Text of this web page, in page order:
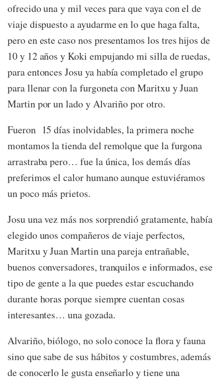
ofrecido una y mil veces para que vaya con el de
viaje dispuesto a ayudarme en lo que haga falta,
pero en este caso nos presentamos los tres hijos de
10 y 12 años y Koki empujando mi silla de ruedas,
para entonces Josu ya había completado el grupo
para llenar con la furgoneta con Maritxu y Juan
Martin por un lado y Alvariño por otro.
Fueron 15 días inolvidables, la primera noche
montamos la tienda del remolque que la furgona
arrastraba pero… fue la única, los demás días
preferimos el calor humano aunque estuviéramos
un poco más prietos.
Josu una vez más nos sorprendió gratamente, había
elegido unos compañeros de viaje perfectos,
Maritxu y Juan Martin una pareja entrañable,
buenos conversadores, tranquilos e informados, ese
tipo de gente a la que puedes estar escuchando
durante horas porque siempre cuentan cosas
interesantes… una gozada.
Alvariño, biólogo, no solo conoce la flora y fauna
sino que sabe de sus hábitos y costumbres, además
de conocerlo le gusta enseñarlo y tiene una